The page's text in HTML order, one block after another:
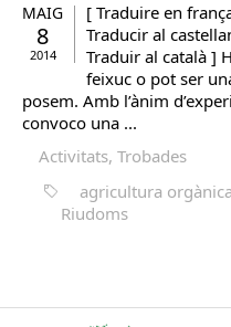
MAIG
8
2014
[ Traduire en
Traducir al
Traduir al català ]
feixuc o pot ser
posem. Amb l’ànim
convoco una ...
Activitats, Trobades
agricultura orgànica
Riudoms